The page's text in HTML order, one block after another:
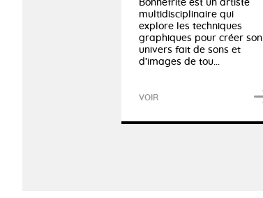
Bonnefrite est un artiste
multidisciplinaire qui
explore les techniques
graphiques pour créer son
univers fait de sons et
d’images de tou...
VOIR